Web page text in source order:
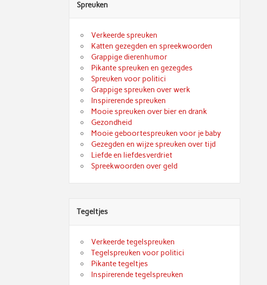
Spreuken
Verkeerde spreuken
Katten gezegden en spreekwoorden
Grappige dierenhumor
Pikante spreuken en gezegdes
Spreuken voor politici
Grappige spreuken over werk
Inspirerende spreuken
Mooie spreuken over bier en drank
Gezondheid
Mooie geboortespreuken voor je baby
Gezegden en wijze spreuken over tijd
Liefde en liefdesverdriet
Spreekwoorden over geld
Tegeltjes
Verkeerde tegelspreuken
Tegelspreuken voor politici
Pikante tegeltjes
Inspirerende tegelspreuken